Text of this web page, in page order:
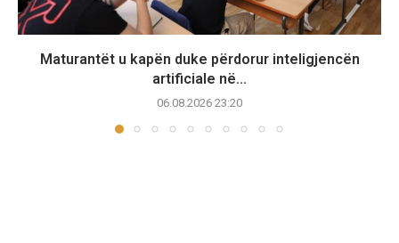
Maturantët u kapën duke përdorur inteligjencën
artificiale në...
06.08.2026 23:20